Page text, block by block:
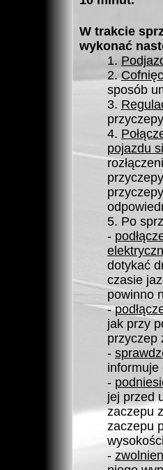
W trakcie
wykonać
1.
2.
sposób
3.
4.
pojazdu
5. Po
-
dotykać
czasie
powinno
-
jak przy
przyczep
-
informuje
-
jej przed
zaczepu
zaczepu
-